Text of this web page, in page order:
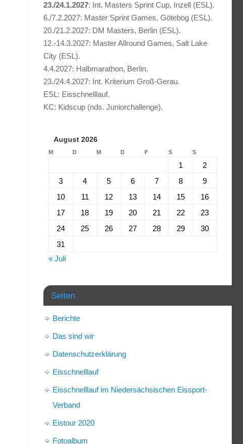
23./24.1.2027: Int. Masters Sprint Cup, Inzell (ESL).
6./7.2.2027: Master Sprint Games, Götebog (ESL).
20./21.2.2027: DM Masters, Berlin (ESL).
12.-14.3.2027: Master Allround Games, Salt Lake
City (ESL).
4.4.2027: Halbmarathon, Berlin.
23./24.4.2027: Int. Kriterium Groß-Gerau.
ESL: Eisschnelllauf.
KC: Kidscup (nds. Juniorchallenge).
August 2026
M D M D F S S
1
2
3
4 5 6 7 8
9
10
11 12 13 14 15
16
17
18 19 20 21 22
23
24
25 26 27 28 29
30
31
« Juli
Seiten
Berichte
Das sind wir
Datenschutzerklärung
Eisschnelllauf
Eisschnelllauf im Niedersächsischen Eissport-
Verband
Eistour 2020
Fotoalbum